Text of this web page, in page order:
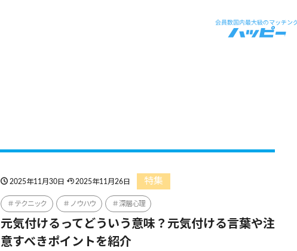
2025年11月30日 2025年11月26日 特集
テクニック ノウハウ 深層心理
元気付けるってどういう意味？元気付ける言葉や注
意すべきポイントを紹介